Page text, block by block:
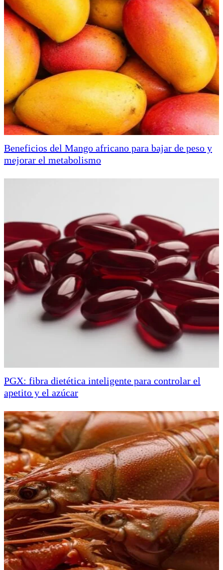
Beneficios del Mango africano para bajar de peso y
mejorar el metabolismo
PGX: fibra dietética inteligente para controlar el
apetito y el azúcar